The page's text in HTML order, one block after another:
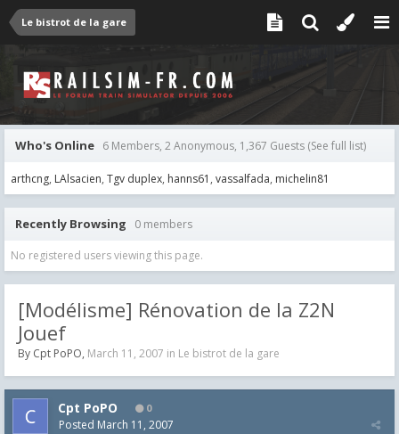
Le bistrot de la gare
Who's Online 6 Members, 2 Anonymous, 1,367 Guests (See full list)
arthcng LAlsacien Tgv duplex hanns61 vassalfada michelin81
Recently Browsing 0 members
No registered users viewing this page.
[Modélisme] Rénovation de la Z2N
Jouef
By Cpt PoPO, March 11, 2007 in Le bistrot de la gare
Cpt PoPO 0
Posted March 11, 2007